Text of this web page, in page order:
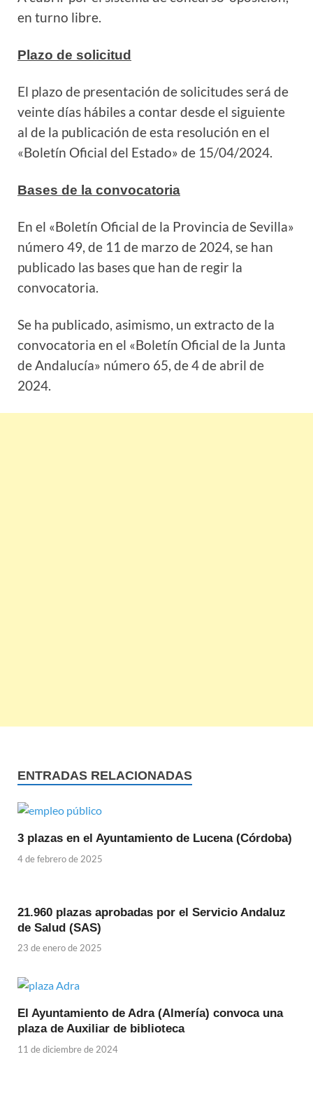
en turno libre.
Plazo de solicitud
El plazo de presentación de solicitudes será de
veinte días hábiles a contar desde el siguiente
al de la publicación de esta resolución en el
«Boletín Oficial del Estado» de 15/04/2024.
Bases de la convocatoria
En el «Boletín Oficial de la Provincia de Sevilla»
número 49, de 11 de marzo de 2024, se han
publicado las bases que han de regir la
convocatoria.
Se ha publicado, asimismo, un extracto de la
convocatoria en el «Boletín Oficial de la Junta
de Andalucía» número 65, de 4 de abril de
2024.
ENTRADAS RELACIONADAS
3 plazas en el Ayuntamiento de Lucena (Córdoba)
4 de febrero de 2025
21.960 plazas aprobadas por el Servicio Andaluz
de Salud (SAS)
23 de enero de 2025
El Ayuntamiento de Adra (Almería) convoca una
plaza de Auxiliar de biblioteca
11 de diciembre de 2024